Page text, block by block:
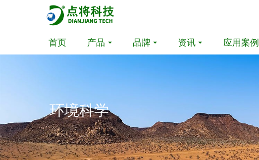
首页 产品 品牌 资讯 应用案例
环境科学